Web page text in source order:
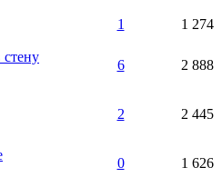
1 1 274
6 2 888
2 2 445
0 1 626